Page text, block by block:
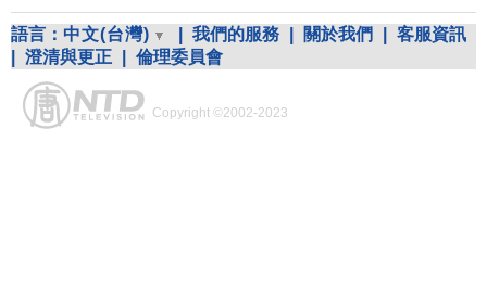
語言： 中文(台灣) 我們的服務 關於我們
客服資訊
澄清與更正 倫理委員會
Copyright ©2002-2023